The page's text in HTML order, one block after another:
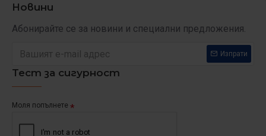
Новини
Абонирайте се за новини и специални предложения.
Изпрати
Тест за сигурност
Моля попълнете